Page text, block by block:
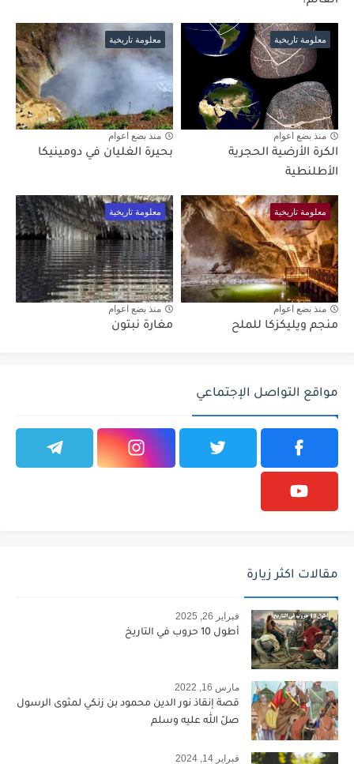
معلومة تاريخية
منذ بضع اعوام
الكرة الأرضية الحجرية
الأطلنطية
معلومة تاريخية
منذ بضع اعوام
بحيرة الغليان في دومينيكا
معلومة تاريخية
منذ بضع اعوام
منجم ويليكزكا للملح
معلومة تاريخية
منذ بضع اعوام
مغارة نبتون
مواقع التواصل الإجتماعي
مقالات اكثر زيارة
فبراير 26, 2025
أطول 10 حروب في التاريخ
مارس 16, 2022
قصة إنقاذ نور الدين محمود بن زنكي لمثوى الرسول
صلّ الله عليه وسلم
فبراير 14, 2024